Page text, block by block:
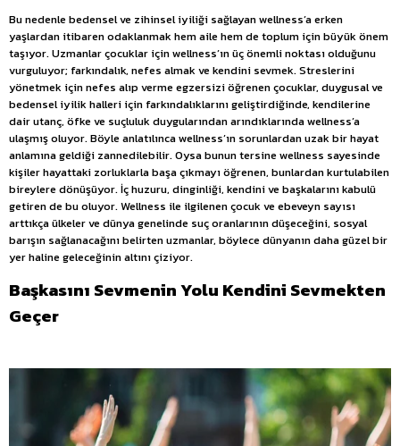
Bu nedenle bedensel ve zihinsel iyiliği sağlayan wellness’a erken
yaşlardan itibaren odaklanmak hem aile hem de toplum için büyük önem
taşıyor. Uzmanlar çocuklar için wellness’ın üç önemli noktası olduğunu
vurguluyor; farkındalık, nefes almak ve kendini sevmek. Streslerini
yönetmek için nefes alıp verme egzersizi öğrenen çocuklar, duygusal ve
bedensel iyilik halleri için farkındalıklarını geliştirdiğinde, kendilerine
dair utanç, öfke ve suçluluk duygularından arındıklarında wellness’a
ulaşmış oluyor. Böyle anlatılınca wellness’ın sorunlardan uzak bir hayat
anlamına geldiği zannedilebilir. Oysa bunun tersine wellness sayesinde
kişiler hayattaki zorluklarla başa çıkmayı öğrenen, bunlardan kurtulabilen
bireylere dönüşüyor. İç huzuru, dinginliği, kendini ve başkalarını kabulü
getiren de bu oluyor. Wellness ile ilgilenen çocuk ve ebeveyn sayısı
arttıkça ülkeler ve dünya genelinde suç oranlarının düşeceğini, sosyal
barışın sağlanacağını belirten uzmanlar, böylece dünyanın daha güzel bir
yer haline geleceğinin altını çiziyor.
Başkasını Sevmenin Yolu Kendini Sevmekten
Geçer